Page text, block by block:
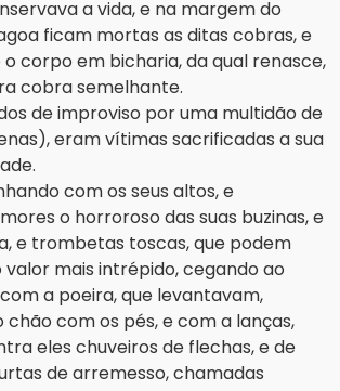
a vida, e na margem do
ficam mortas as ditas cobras, e
corpo em bicharia, da qual renasce,
cobra semelhante.
de improviso por uma multidão de
eram vítimas sacrificadas a sua
com os seus altos, e
o horroroso das suas buzinas, e
e trombetas toscas, que podem
valor mais intrépido, cegando ao
a poeira, que levantavam,
com os pés, e com a lanças,
eles chuveiros de flechas, e de
de arremesso, chamadas